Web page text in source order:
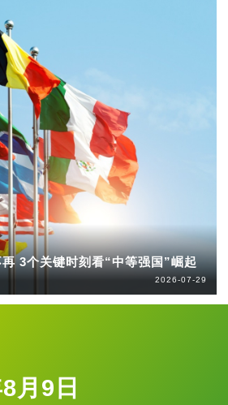
3个关键时刻看“中等强国”崛起
2026-07-29
月9日